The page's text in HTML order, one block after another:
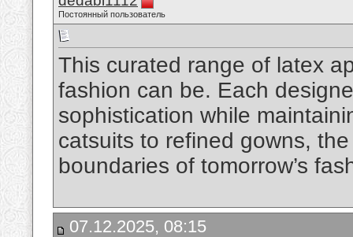
Постоянный пользователь
This curated range of latex
fashion can be. Each
sophistication while
catsuits to refined gowns,
boundaries of tomorrow’s
07.12.2025, 08:15